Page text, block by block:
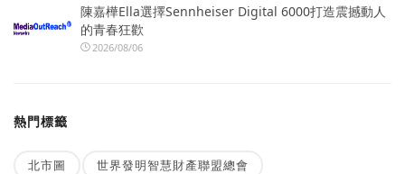
陳嘉樺Ella選擇Sennheiser Digital 6000打造震撼動人
的青春狂歡
2026/08/06
熱門標籤
北市圖 世界發明智慧財產聯盟總會